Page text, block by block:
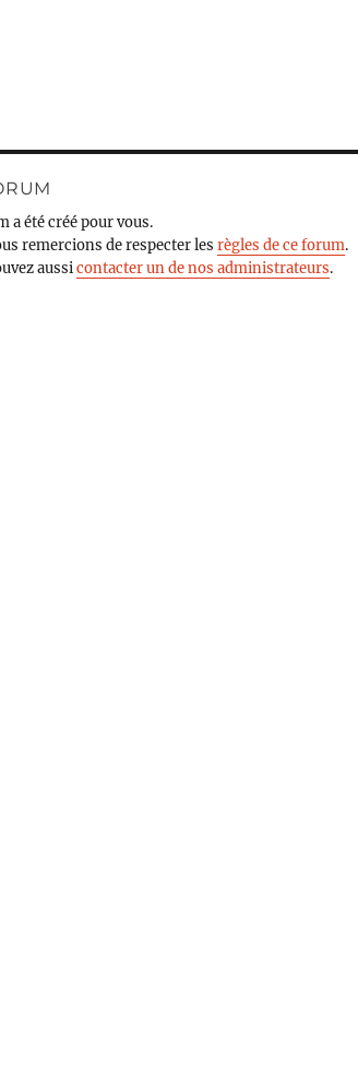
a été créé pour vous.
remercions de respecter lesrègles de ce forum.
aussicontacter un de nos administrateurs.